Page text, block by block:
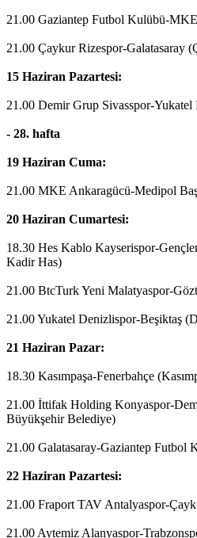
21.00 Gaziantep Futbol Kulübü-
21.00 Çaykur Rizespor-Galatasaray
15 Haziran Pazartesi:
21.00 Demir Grup Sivasspor-
- 28. hafta
19 Haziran Cuma:
21.00 MKE Ankaragücü-Medipol
20 Haziran Cumartesi:
18.30 Hes Kablo Kayserispor-
Kadir Has)
21.00 BtcTurk Yeni Malatyaspor-
21.00 Yukatel Denizlispor-Beşiktaş
21 Haziran Pazar:
18.30 Kasımpaşa-Fenerbahçe
21.00 İttifak Holding Konyaspor-
Büyükşehir Belediye)
21.00 Galatasaray-Gaziantep Futbol
22 Haziran Pazartesi:
21.00 Fraport TAV Antalyaspor-
21.00 Aytemiz Alanyaspor-